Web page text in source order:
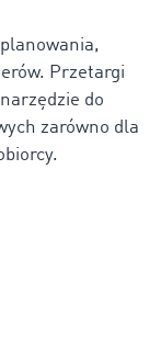
Przetargi
do
zarówno dla
.